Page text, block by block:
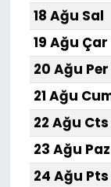
18 Ağu Sal
19 Ağu Çar
20 Ağu Per
21 Ağu
22 Ağu Cts
23 Ağu Paz
24 Ağu Pts